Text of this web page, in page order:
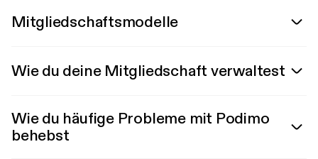
Mitgliedschaftsmodelle
Wie du deine Mitgliedschaft verwaltest
Wie du häufige Probleme mit Podimo
behebst